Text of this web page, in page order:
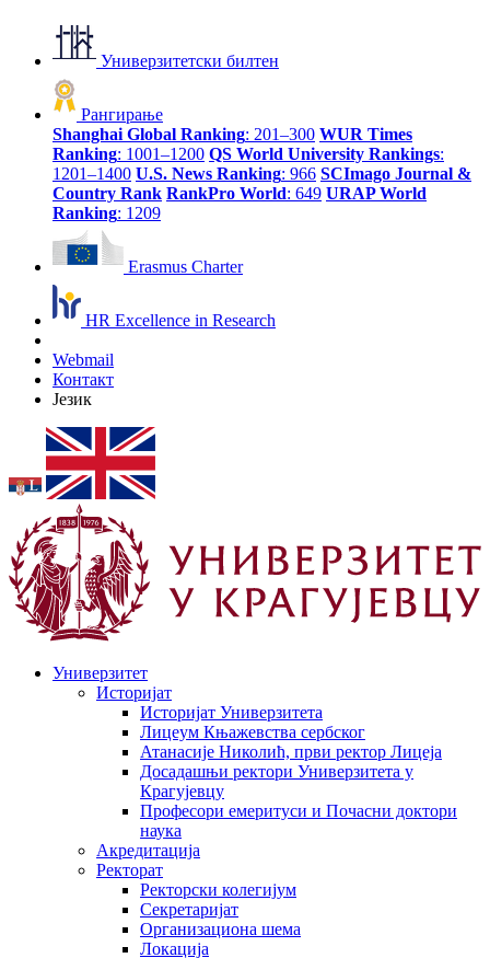
Универзитетски билтен
Рангирање
Shanghai Global Ranking: 201–300 WUR Times
Ranking: 1001–1200 QS World University Rankings:
1201–1400 U.S. News Ranking: 966 SCImago Journal &
Country Rank RankPro World: 649 URAP World
Ranking: 1209
Erasmus Charter
HR Excellence in Research
Webmail
Контакт
Језик
Универзитет
Историјат
Историјат Универзитета
Лицеум Књажевства сербског
Атанасије Николић, први ректор Лицеја
Досадашњи ректори Универзитета у
Крагујевцу
Професори емеритуси и Почасни доктори
наука
Акредитација
Ректорат
Ректорски колегијум
Секретаријат
Организациона шема
Локација